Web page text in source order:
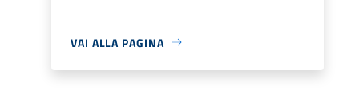
VAI ALLA PAGINA